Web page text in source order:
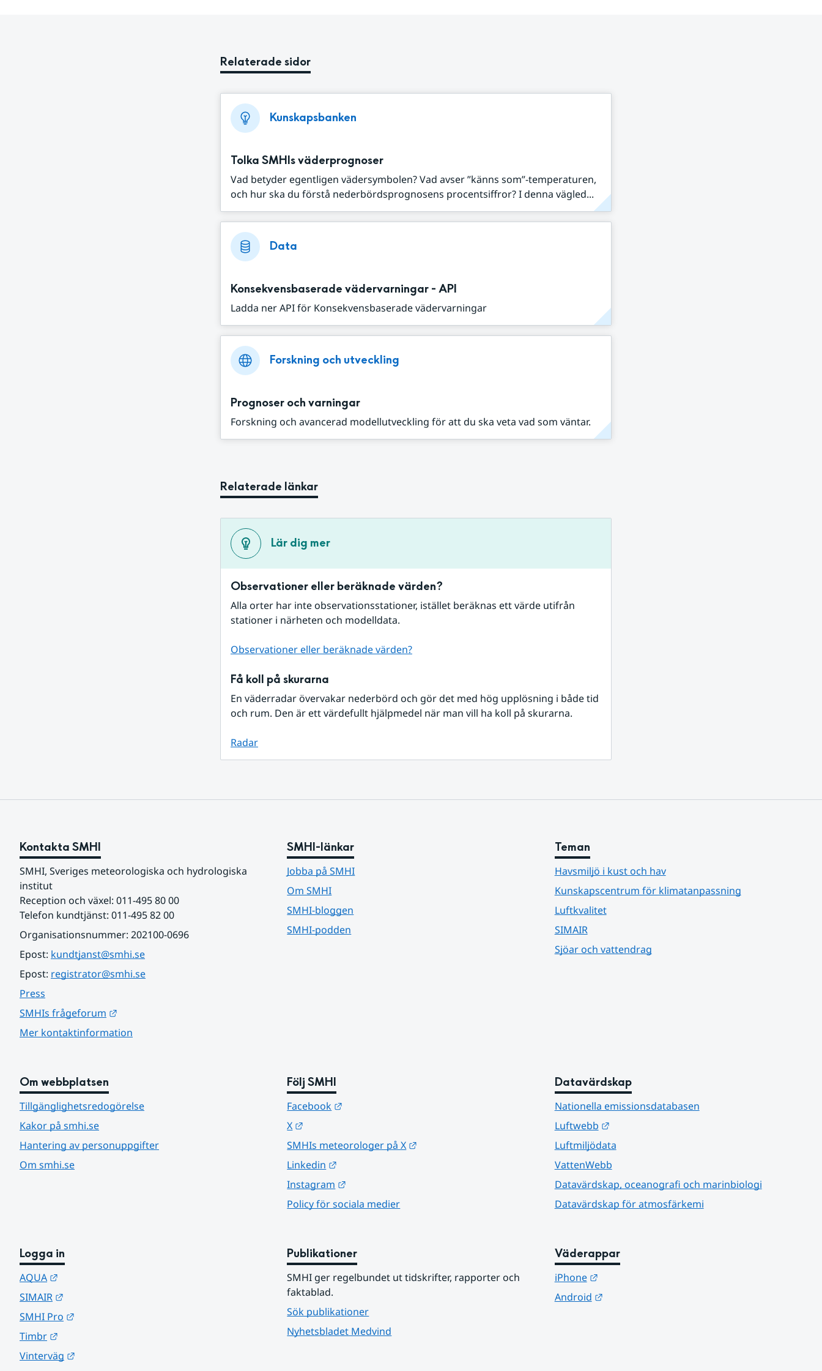
Relaterade sidor
Kunskapsbanken
Tolka SMHIs väderprognoser
Vad betyder egentligen vädersymbolen? Vad avser ”känns som”-temperaturen,
och hur ska du förstå nederbördsprognosens procentsiffror? I denna vägled...
Data
Konsekvensbaserade vädervarningar - API
Ladda ner API för Konsekvensbaserade vädervarningar
Forskning och utveckling
Prognoser och varningar
Forskning och avancerad modellutveckling för att du ska veta vad som väntar.
Relaterade länkar
Lär dig mer
Observationer eller beräknade värden?
Alla orter har inte observationsstationer, istället beräknas ett värde utifrån
stationer i närheten och modelldata.
Observationer eller beräknade värden?
Få koll på skurarna
En väderradar övervakar nederbörd och gör det med hög upplösning i både tid
och rum. Den är ett värdefullt hjälpmedel när man vill ha koll på skurarna.
Radar
Kontakta SMHI
SMHI, Sveriges meteorologiska och hydrologiska
institut
Reception och växel: 011-495 80 00
Telefon kundtjänst: 011-495 82 00
Organisationsnummer: 202100-0696
Epost: kundtjanst@smhi.se
Epost: registrator@smhi.se
Press
SMHIs frågeforum
Mer kontaktinformation
SMHI-länkar
Jobba på SMHI
Om SMHI
SMHI-bloggen
SMHI-podden
Teman
Havsmiljö i kust och hav
Kunskapscentrum för klimatanpassning
Luftkvalitet
SIMAIR
Sjöar och vattendrag
Om webbplatsen
Tillgänglighetsredogörelse
Kakor på smhi.se
Hantering av personuppgifter
Om smhi.se
Följ SMHI
Facebook
X
SMHIs meteorologer på X
Linkedin
Instagram
Policy för sociala medier
Datavärdskap
Nationella emissionsdatabasen
Luftwebb
Länk till annan webbplats.
Luftmiljödata
VattenWebb
Datavärdskap, oceanografi och marinbiologi
Datavärdskap för atmosfärkemi
Logga in
AQUA
SIMAIR
SMHI Pro
Timbr
Vinterväg
Publikationer
SMHI ger regelbundet ut tidskrifter, rapporter och
faktablad.
Sök publikationer
Nyhetsbladet Medvind
Väderappar
iPhone
Länk till annan webbplats.
Android
Länk till annan webbplats.